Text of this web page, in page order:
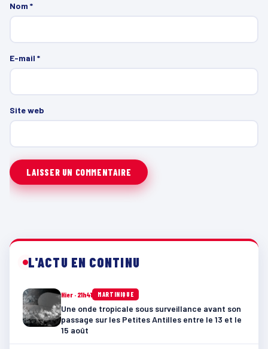
Nom *
E-mail *
Site web
L'ACTU EN CONTINU
Hier · 21h41 MARTINIQUE
Une onde tropicale sous surveillance avant son
passage sur les Petites Antilles entre le 13 et le
15 août